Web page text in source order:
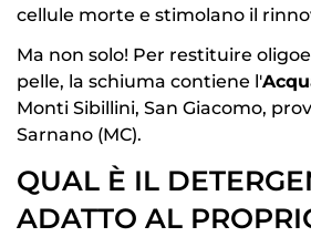
cellule morte e stimolano il
Ma non solo! Per restituire
pelle, la schiuma contiene l'
Monti Sibillini, San Giacomo,
Sarnano (MC).
QUAL È IL
ADATTO AL